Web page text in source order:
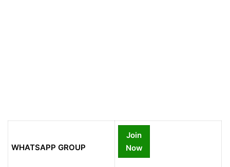
WHATSAPP GROUP
Join
Now